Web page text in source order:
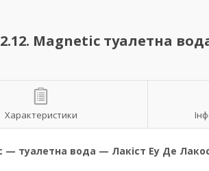
Magnetic туалетна
Характеристики
— туалетна вода — Лакіст Еу Де